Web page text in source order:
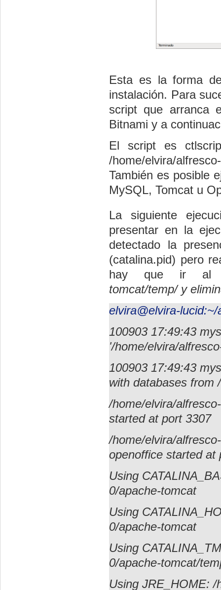
Esta es la forma
instalación. Para
script que arranca
Bitnami y a
El script es
/home/elvira/
También es posible
MySQL, Tomcat u
La siguiente
presentar en la
detectado la
(catalina.pid) pero
hay que ir al
tomcat/temp/ y
elvira@elvira-
100903 17:49:43
'/home/elvira/
100903 17:49:43
with databases from
/home/elvira/
started at port 3307
/home/elvira/
openoffice started at
Using
0/apache-tomcat
Using
0/apache-tomcat
Using
0/apache-tomcat/
Using JRE_HOME: